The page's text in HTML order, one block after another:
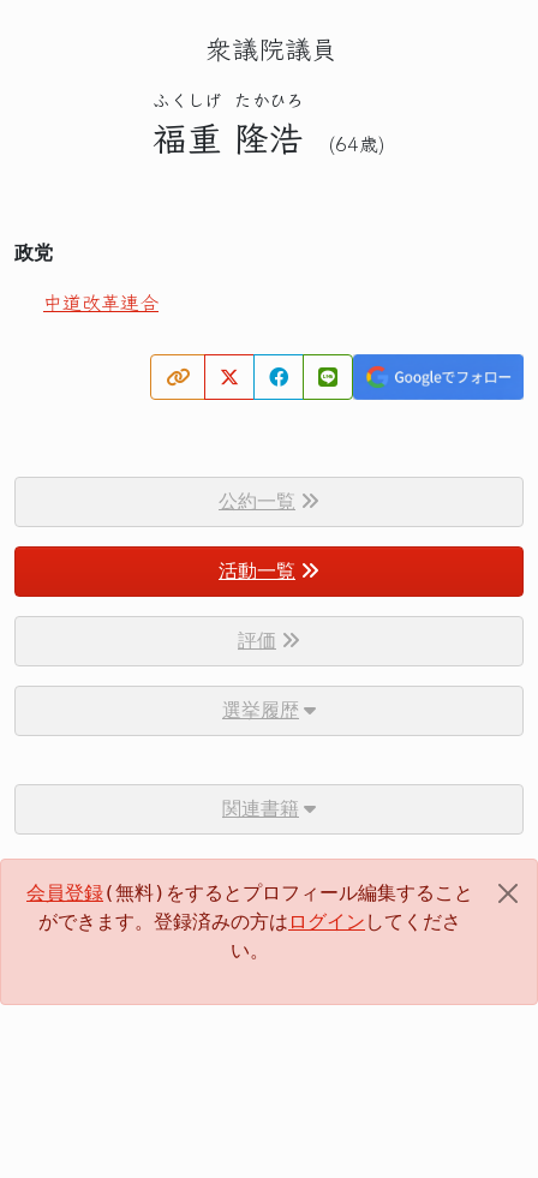
衆議院議員
福重
ふくしげ
隆浩
たかひろ
(64歳)
政党
中道改革連合
公約一覧
活動一覧
評価
選挙履歴
関連書籍
会員登録(無料)をするとプロフィール編集すること
ができます。登録済みの方は ログイン してくださ
い。